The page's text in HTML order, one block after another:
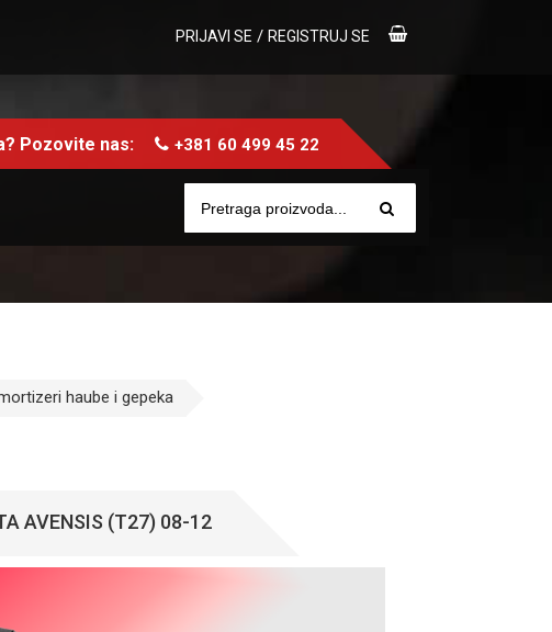
PRIJAVI SE / REGISTRUJ SE
Pozovite nas: +381 60 499 45 22
haube i gepeka
AVENSIS (T27) 08-12